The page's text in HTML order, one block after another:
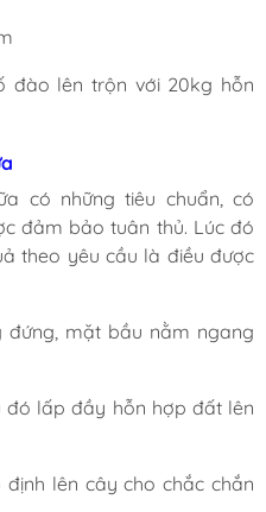
đào lên trộn với 20kg hỗn
có những tiêu chuẩn, có
đảm bảo tuân thủ. Lúc đó
theo yêu cầu là điều được
mặt bầu nằm ngang
đó lấp đầy hỗn hợp đất lên
lên cây cho chắc chắn